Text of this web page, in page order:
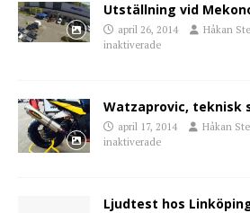
Utställning vid
april 26, 2014 Håkan
inaktiverade
Watzaprovic, teknisk
april 17, 2014 Håkan
inaktiverade
Ljudtest hos